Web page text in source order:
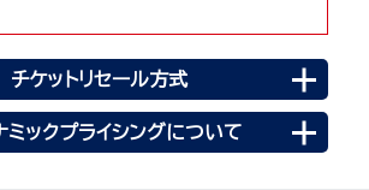
チケットリセール方式
ミックプライシングについて